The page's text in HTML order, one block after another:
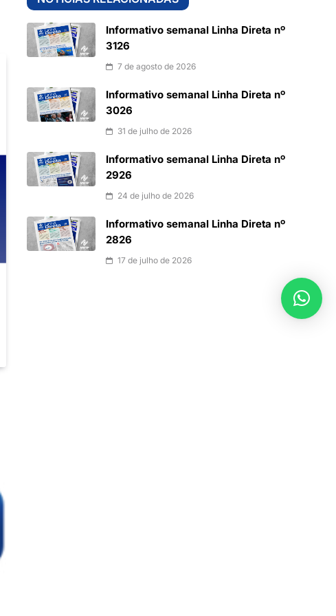
Informativo semanal Linha Direta nº
3126
7 de agosto de 2026
Informativo semanal Linha Direta nº
3026
31 de julho de 2026
Informativo semanal Linha Direta nº
2926
24 de julho de 2026
Informativo semanal Linha Direta nº
2826
17 de julho de 2026